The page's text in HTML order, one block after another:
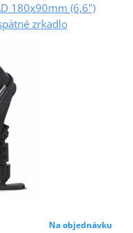
180x90mm (6,6")
zrkadlo
Na objednávku